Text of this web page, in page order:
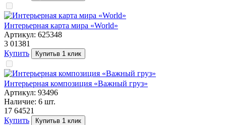
Интерьерная карта мира «World»
Артикул: 625348
3 01381
Купить
Купитьв 1 клик
Интерьерная композиция «Важный груз»
Артикул: 93496
Наличие: 6 шт.
17 64521
Купить
Купитьв 1 клик